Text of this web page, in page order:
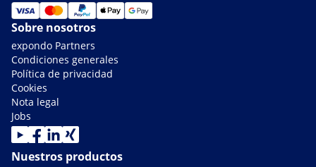
Sobre nosotros
expondo Partners
Condiciones generales
Política de privacidad
Cookies
Nota legal
Jobs
Nuestros productos